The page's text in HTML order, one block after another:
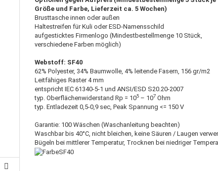
Größe und Farbe, Lieferzeit ca. 5 Wochen)
Brusttasche innen oder außen
Haltestreifen für Kuli oder ESD-Namensschild
aufgesticktes Firmenlogo (Mindestbestellmenge 10 Stück,
verschiedene Farben möglich)
Webstoff: SF40
62% Polyester, 34% Baumwolle, 4% leitende Fasern, 156 gr/m2
Leitfähiges Raster 4 mm
entspricht IEC 61340-5-1 und ANSI/ESD S20.20-2007
typ. Oberflächenwiderstand Rp = 105 – 107 Ohm
typ. Entladezeit 0,5-0,9 sec, Peak Spannung <= 150 V
Garantie: 100 Wäschen (Waschanleitung beachten)
Waschbar bis 40°C, nicht bleichen, keine Säuren / Laugen
Bügeln bei mittlerer Temperatur, Trocknen bei niedriger